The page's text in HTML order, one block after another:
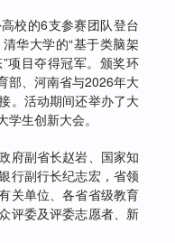
校的6支参赛团队登台
华大学的“基于类脑架
项目夺得冠军。颁奖环
部、河南省与2026年大
。活动期间还举办了大
生创新大会。
副省长赵岩、国家知
行副行长纪志宏，省领
关单位、各省省级教育
评委及评委志愿者、新